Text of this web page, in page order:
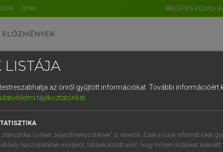
GYIK BELÉPÉS EDUID-
ELŐZMÉNYEK
szótár
LISTÁJA
az önről gyűjtött információkat. További információért
tájékoztatónkat.
statisztikai sütiket „teljesítménysütiknek” is nevezik. Ezek a sütik információkat
használatának módjáról, többek között arról, hogy milyen oldalakat keresett
DE CN FR ES IT NL
1 2 3 4 5 6 7 8 9
q w e r t z u i